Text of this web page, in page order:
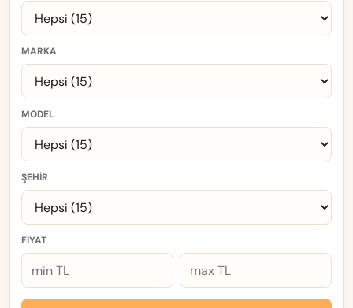
MARKA
MODEL
ŞEHIR
FIYAT